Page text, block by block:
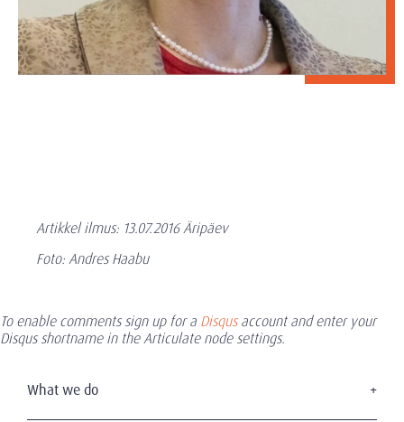
Artikkel ilmus: 13.07.2016 Äripäev
Foto: Andres Haabu
To enable comments sign up for a Disqusaccount and enter your
Disqus shortname in the Articulate node settings.
What we do